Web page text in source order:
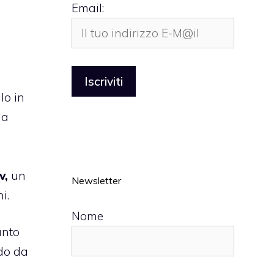
in
un
da
Email:
Newsletter
Nome